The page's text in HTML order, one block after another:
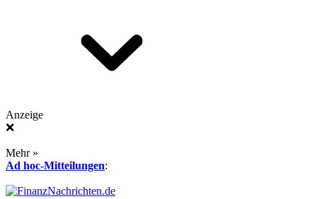
Anzeige
❌
Mehr »
Ad hoc-Mitteilungen: